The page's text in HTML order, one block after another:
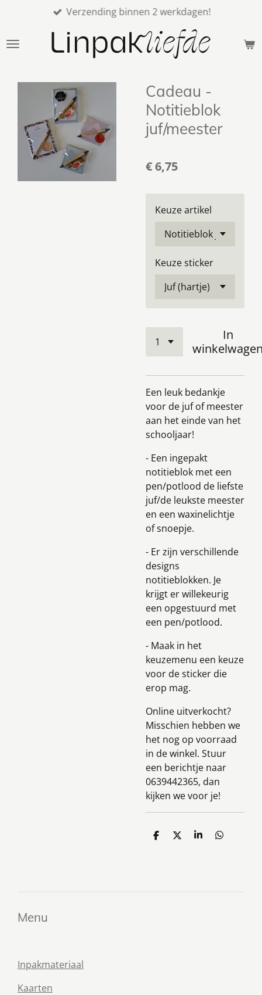
naar
Verzending binnen 2 werkdagen!
Cadeau -
Notitieblok
juf/meester
€ 6,75
Keuze artikel
Keuze sticker
In
Een leuk bedankje
voor de juf of meester
aan het einde van het
schooljaar!
- Een ingepakt
notitieblok met een
pen/potlood de liefste
juf/de leukste meester
en een waxinelichtje
of snoepje.
- Er zijn verschillende
designs
notitieblokken. Je
krijgt er willekeurig
een opgestuurd met
een pen/potlood.
- Maak in het
keuzemenu een keuze
voor de sticker die
erop mag.
Online uitverkocht?
Misschien hebben we
het nog op voorraad
in de winkel. Stuur
een berichtje naar
0639442365, dan
kijken we voor je!
D
D
S
D
Menu
Inpakmateriaal
Kaarten